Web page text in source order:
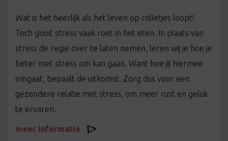
Wat is het heerlijk als het leven op rolletjes loopt!
Toch gooit stress vaak roet in het eten. In plaats van
stress de regie over te laten nemen, leren wij je hoe je
beter met stress om kan gaan. Want hoe jij hiermee
omgaat, bepaalt de uitkomst. Zorg dus voor een
gezondere relatie met stress, om meer rust en geluk
te ervaren.
meer informatie